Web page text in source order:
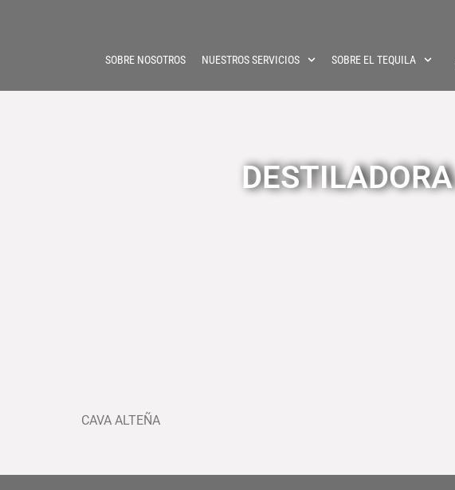
SOBRE NOSOTROS NUESTROS SERVICIOS SOBRE EL TEQUILA
CAVA ALTEÑA